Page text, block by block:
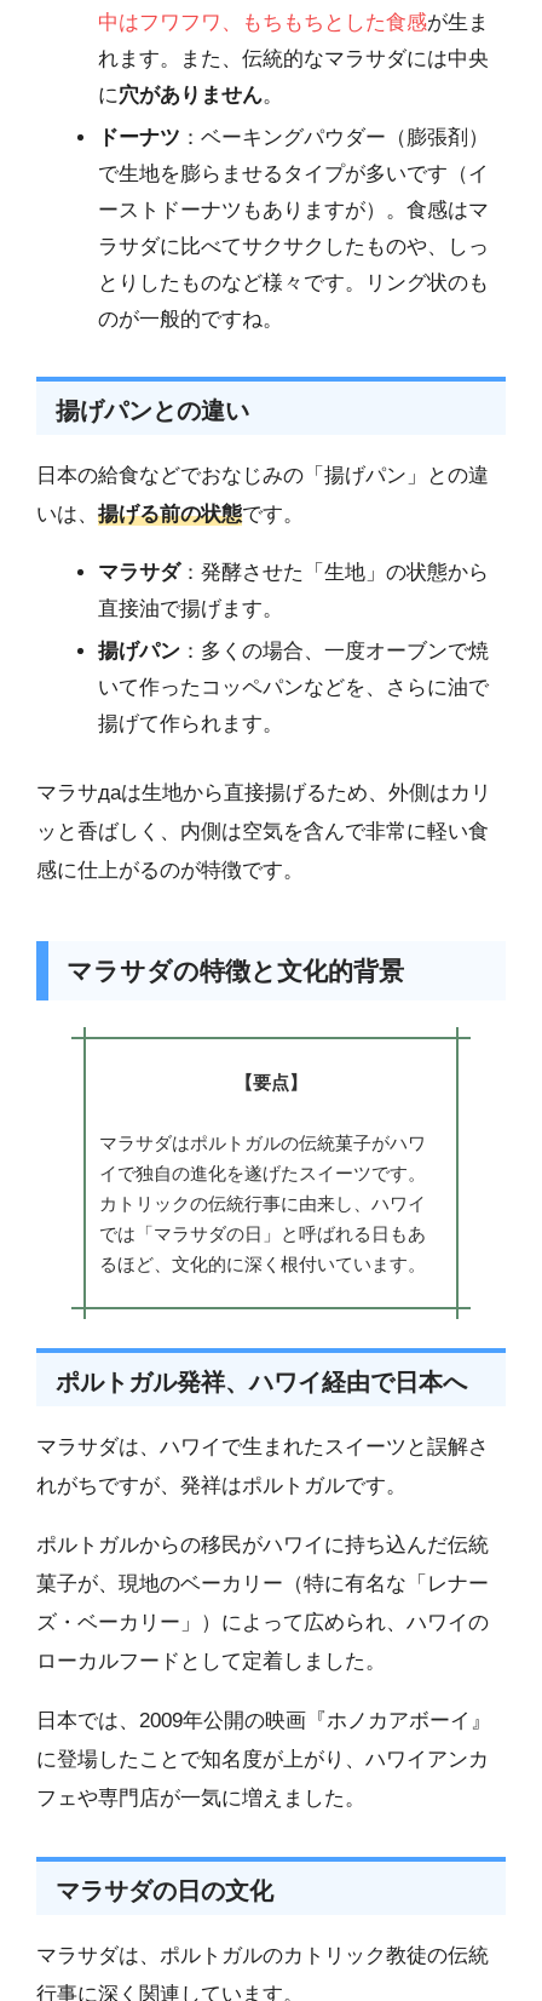
中はフワフワ、もちもちとした食感が生ま
れます。また、伝統的なマラサダには中央
に穴がありません。
ドーナツ ：ベーキングパウダー（膨張剤）
で生地を膨らませるタイプが多いです（イ
ーストドーナツもありますが）。食感はマ
ラサダに比べてサクサクしたものや、しっ
とりしたものなど様々です。リング状のも
のが一般的ですね。
揚げパンとの違い
日本の給食などでおなじみの「揚げパン」との違
いは、 揚げる前の状態です。
マラサダ：発酵させた「生地」の状態から
直接油で揚げます。
揚げパン ：多くの場合、一度オーブンで焼
いて作ったコッペパンなどを、さらに油で
揚げて作られます。
マラサдаは生地から直接揚げるため、外側はカリ
ッと香ばしく、内側は空気を含んで非常に軽い食
感に仕上がるのが特徴です。
マラサダの特徴と文化的背景
【要点】
マラサダはポルトガルの伝統菓子がハワ
イで独自の進化を遂げたスイーツです。
カトリックの伝統行事に由来し、ハワイ
では「マラサダの日」と呼ばれる日もあ
るほど、文化的に深く根付いています。
ポルトガル発祥、ハワイ経由で日本へ
マラサダは、ハワイで生まれたスイーツと誤解さ
れがちですが、発祥はポルトガルです。
ポルトガルからの移民がハワイに持ち込んだ伝統
菓子が、現地のベーカリー（特に有名な「レナー
ズ・ベーカリー」）によって広められ、ハワイの
ローカルフードとして定着しました。
日本では、2009年公開の映画『ホノカアボーイ』
に登場したことで知名度が上がり、ハワイアンカ
フェや専門店が一気に増えました。
マラサダの日の文化
マラサダは、ポルトガルのカトリック教徒の伝統
行事に深く関連しています。